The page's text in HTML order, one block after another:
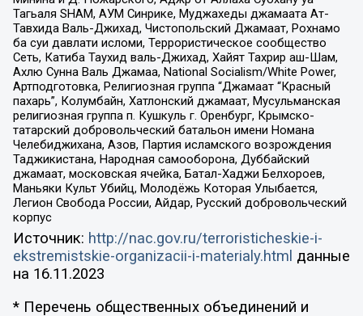
Тагьаля SHAM, АУМ Синрике, Муджахеды джамаата Ат-
Тавхида Валь-Джихад, Чистопольский Джамаат, Рохнамо
ба суи давлати исломи, Террористическое сообщество
Сеть, Катиба Таухид валь-Джихад, Хайят Тахрир аш-Шам,
Ахлю Сунна Валь Джамаа, National Socialism/White Power,
Артподготовка, Религиозная группа “Джамаат “Красный
пахарь”, Колумбайн, Хатлонский джамаат, Мусульманская
религиозная группа п. Кушкуль г. Оренбург, Крымско-
татарский добровольческий батальон имени Номана
Челебиджихана, Азов, Партия исламского возрождения
Таджикистана, Народная самооборона, Дуббайский
джамаат, московская ячейка, Батал-Хаджи Белхороев,
Маньяки Культ Убийц, Молодёжь Которая Улыбается,
Легион Свобода России, Айдар, Русский добровольческий
корпус
Источник: http://nac.gov.ru/terroristicheskie-i-
ekstremistskie-organizacii-i-materialy.html данные
на 16.11.2023
* Перечень общественных объединений и